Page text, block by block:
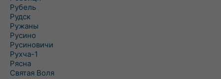
Рубель
Рудск
Ружаны
Русино
Русиновичи
Рухча-1
Рясна
Святая Воля